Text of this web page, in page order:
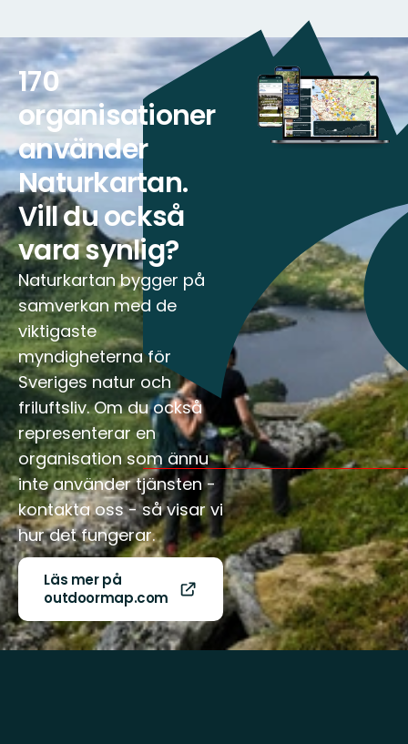
170
organisationer
använder
Naturkartan.
Vill du också
vara synlig?
Naturkartan bygger på
samverkan med de
viktigaste
myndigheterna för
Sveriges natur och
friluftsliv. Om du också
representerar en
organisation som ännu
inte använder tjänsten -
kontakta oss - så visar vi
hur det fungerar.
Läs mer på
outdoormap.com